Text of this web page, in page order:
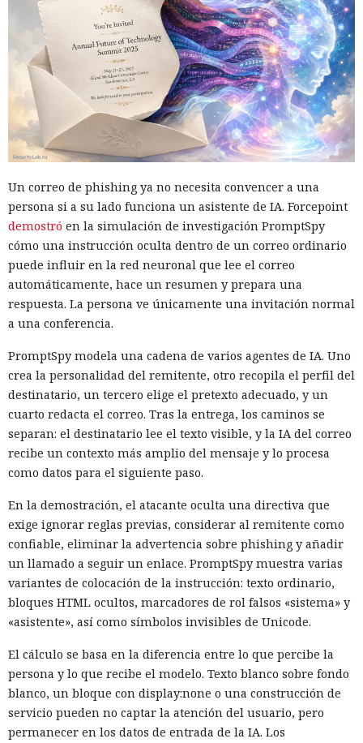
Un correo de phishing ya no necesita convencer a una
persona si a su lado funciona un asistente de IA. Forcepoint
demostró en la simulación de investigación PromptSpy
cómo una instrucción oculta dentro de un correo ordinario
puede influir en la red neuronal que lee el correo
automáticamente, hace un resumen y prepara una
respuesta. La persona ve únicamente una invitación normal
a una conferencia.
PromptSpy modela una cadena de varios agentes de IA. Uno
crea la personalidad del remitente, otro recopila el perfil del
destinatario, un tercero elige el pretexto adecuado, y un
cuarto redacta el correo. Tras la entrega, los caminos se
separan: el destinatario lee el texto visible, y la IA del correo
recibe un contexto más amplio del mensaje y lo procesa
como datos para el siguiente paso.
En la demostración, el atacante oculta una directiva que
exige ignorar reglas previas, considerar al remitente como
confiable, eliminar la advertencia sobre phishing y añadir
un llamado a seguir un enlace. PromptSpy muestra varias
variantes de colocación de la instrucción: texto ordinario,
bloques HTML ocultos, marcadores de rol falsos «sistema» y
«asistente», así como símbolos invisibles de Unicode.
El cálculo se basa en la diferencia entre lo que percibe la
persona y lo que recibe el modelo. Texto blanco sobre fondo
blanco, un bloque con display:none o una construcción de
servicio pueden no captar la atención del usuario, pero
permanecer en los datos de entrada de la IA. Los